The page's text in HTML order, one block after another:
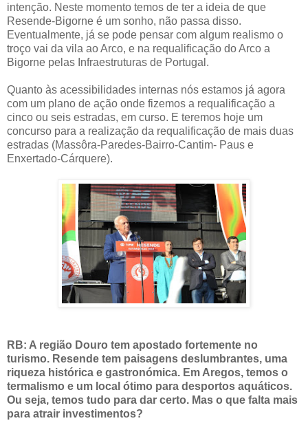
intenção. Neste momento temos de ter a ideia de que
Resende-Bigorne é um sonho, não passa disso.
Eventualmente, já se pode pensar com algum realismo o
troço vai da vila ao Arco, e na requalificação do Arco a
Bigorne pelas Infraestruturas de Portugal.
Quanto às acessibilidades internas nós estamos já agora
com um plano de ação onde fizemos a requalificação a
cinco ou seis estradas, em curso. E teremos hoje um
concurso para a realização da requalificação de mais duas
estradas (Massôra-Paredes-Bairro-Cantim- Paus e
Enxertado-Cárquere).
RB: A região Douro tem apostado fortemente no
turismo. Resende tem paisagens deslumbrantes, uma
riqueza histórica e gastronómica. Em Aregos, temos o
termalismo e um local ótimo para desportos aquáticos.
Ou seja, temos tudo para dar certo. Mas o que falta mais
para atrair investimentos?